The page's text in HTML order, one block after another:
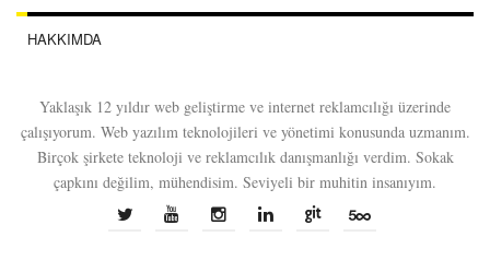
HAKKIMDA
Yaklaşık 12 yıldır web geliştirme ve internet reklamcılığı üzerinde
çalışıyorum. Web yazılım teknolojileri ve yönetimi konusunda uzmanım.
Birçok şirkete teknoloji ve reklamcılık danışmanlığı verdim. Sokak
çapkını değilim, mühendisim. Seviyeli bir muhitin insanıyım.